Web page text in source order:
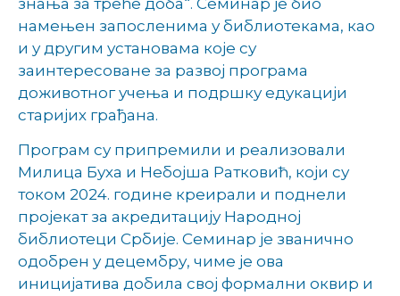
знања за треће доба“. Семинар је био
намењен запосленима у библиотекама, као
и у другим установама које су
заинтересоване за развој програма
доживотног учења и подршку едукацији
старијих грађана.
Програм су припремили и реализовали
Милица Буха и Небојша Ратковић, који су
током 2024. године креирали и поднели
пројекат за акредитацију Народној
библиотеци Србије. Семинар је званично
одобрен у децембру, чиме је ова
иницијатива добила свој формални оквир и